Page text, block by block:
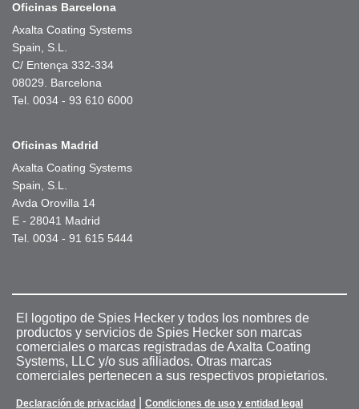
Oficinas Barcelona
Axalta Coating Systems
Spain, S.L.
C/ Entença 332-334
08029. Barcelona
Tel. 0034 - 93 610 6000
Oficinas Madrid
Axalta Coating Systems
Spain, S.L.
Avda Orovilla 14
E - 28041 Madrid
Tel. 0034 - 91 615 5444
El logotipo de Spies Hecker y todos los nombres de
productos y servicios de Spies Hecker son marcas
comerciales o marcas registradas de Axalta Coating
Systems, LLC y/o sus afiliados. Otras marcas
comerciales pertenecen a sus respectivos propietarios.
Declaración de privacidad Condiciones de uso y entidad legal